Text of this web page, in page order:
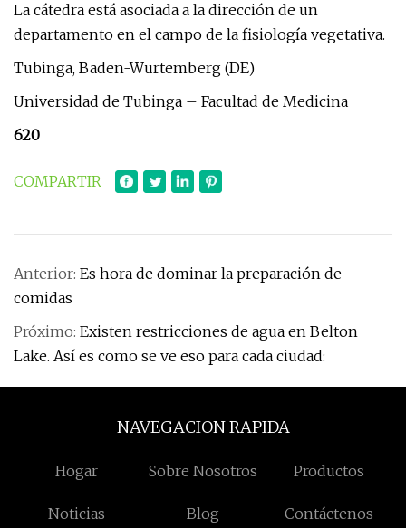
La cátedra está asociada a la dirección de un
departamento en el campo de la fisiología vegetativa.
Tubinga, Baden-Wurtemberg (DE)
Universidad de Tubinga – Facultad de Medicina
620
COMPARTIR
Anterior: Es hora de dominar la preparación de
comidas
Próximo: Existen restricciones de agua en Belton
Lake. Así es como se ve eso para cada ciudad:
NAVEGACION RAPIDA
Hogar Sobre Nosotros Productos
Noticias Blog Contáctenos